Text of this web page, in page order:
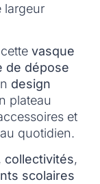
largeur
vasque
de dépose
design
plateau
et
quotidien.
collectivités,
scolaires